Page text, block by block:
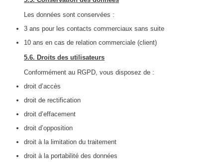
Les données sont conservées :
3 ans pour les contacts commerciaux sans suite
10 ans en cas de relation commerciale (client)
5.6. Droits des utilisateurs
Conformément au RGPD, vous disposez de :
droit d’accès
droit de rectification
droit d’effacement
droit d’opposition
droit à la limitation du traitement
droit à la portabilité des données